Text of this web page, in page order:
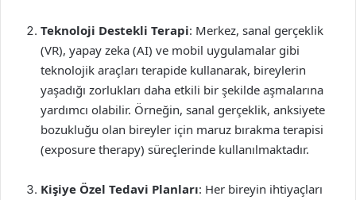
Teknoloji Destekli Terapi: Merkez, sanal gerçeklik
(VR), yapay zeka (AI) ve mobil uygulamalar gibi
teknolojik araçları terapide kullanarak, bireylerin
yaşadığı zorlukları daha etkili bir şekilde aşmalarına
yardımcı olabilir. Örneğin, sanal gerçeklik, anksiyete
bozukluğu olan bireyler için maruz bırakma terapisi
(exposure therapy) süreçlerinde kullanılmaktadır.
Kişiye Özel Tedavi Planları: Her bireyin ihtiyaçları